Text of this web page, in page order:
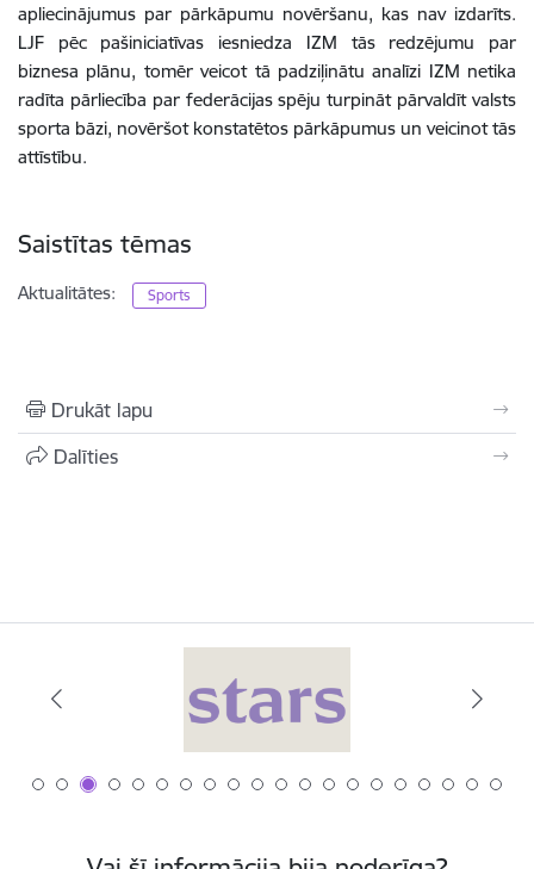
apliecinājumus par pārkāpumu novēršanu, kas nav izdarīts.
LJF pēc pašiniciatīvas iesniedza IZM tās redzējumu par
biznesa plānu, tomēr veicot tā padziļinātu analīzi IZM netika
radīta pārliecība par federācijas spēju turpināt pārvaldīt valsts
sporta bāzi, novēršot konstatētos pārkāpumus un veicinot tās
attīstību.
Saistītas tēmas
Aktualitātes: Sports
Drukāt lapu
Dalīties